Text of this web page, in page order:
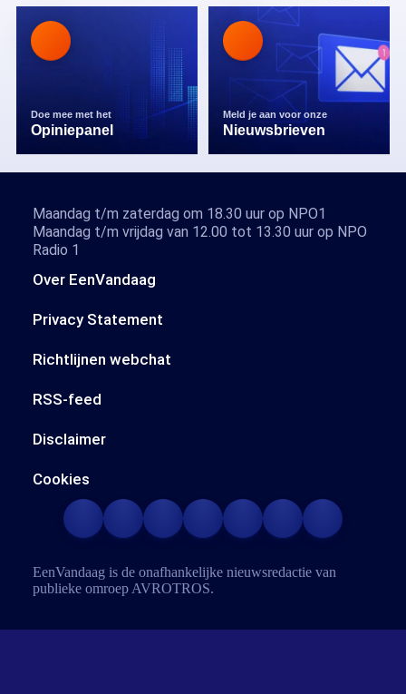
Doe mee met het
Opiniepanel
Meld je aan voor onze
Nieuwsbrieven
Over EenVandaag
Privacy Statement
Richtlijnen webchat
RSS-feed
Disclaimer
Cookies
Maandag t/m zaterdag om 18.30 uur op NPO1
Maandag t/m vrijdag van 12.00 tot 13.30 uur op NPO
Radio 1
EenVandaag is de onafhankelijke nieuwsredactie van
publieke omroep AVROTROS.